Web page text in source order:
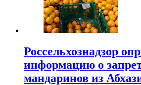
Россельхознадзор
информацию о
мандаринов из